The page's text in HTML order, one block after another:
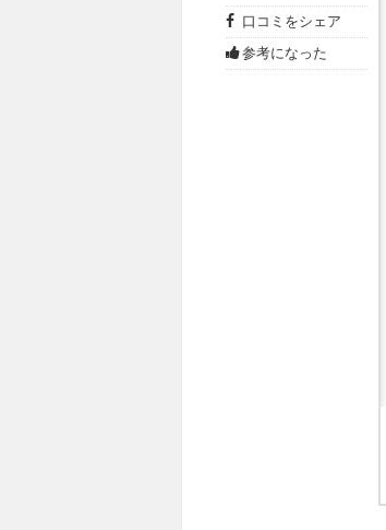
口コミをシェア
参考になった